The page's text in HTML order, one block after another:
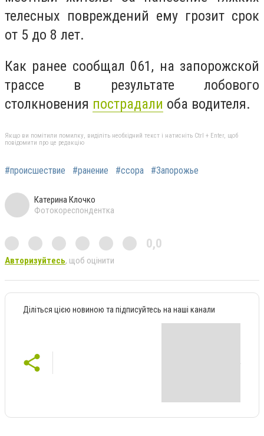
телесных повреждений ему грозит срок
от 5 до 8 лет.
Как ранее сообщал 061, на запорожской
трассе в результате лобового
столкновения пострадали оба водителя.
Якщо ви помітили помилку, виділіть необхідний текст і натисніть Ctrl + Enter, щоб
повідомити про це редакцію
#происшествие #ранение #ссора #Запорожье
Катерина Клочко
Фотокореспондентка
0,0
Авторизуйтесь, щоб оцінити
Діліться цією новиною та підписуйтесь на наші канали